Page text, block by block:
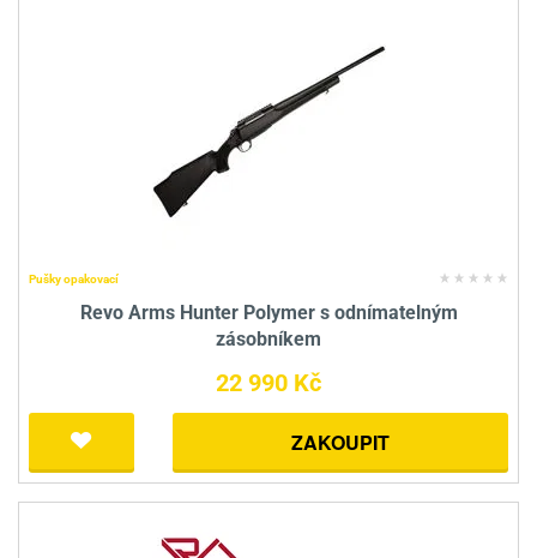
Pušky opakovací
Revo Arms Hunter Polymer s odnímatelným
zásobníkem
22 990 Kč
ZAKOUPIT